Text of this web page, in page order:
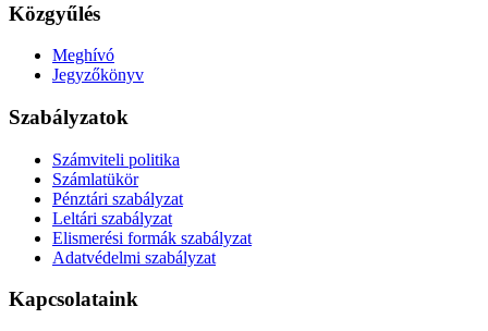
Közgyűlés
Meghívó
Jegyzőkönyv
Szabályzatok
Számviteli politika
Számlatükör
Pénztári szabályzat
Leltári szabályzat
Elismerési formák szabályzat
Adatvédelmi szabályzat
Kapcsolataink